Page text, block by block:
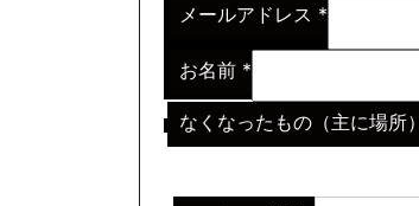
メールアドレス *
お名前 *
なくなったもの（主に場所